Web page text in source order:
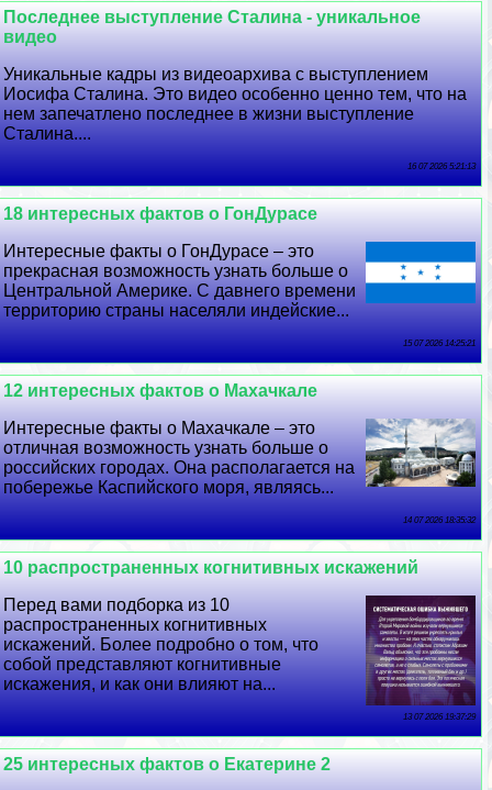
Последнее выступление Сталина - уникальное
видео
Уникальные кадры из видеоархива с выступлением
Иосифа Сталина. Это видео особенно ценно тем, что на
нем запечатлено последнее в жизни выступление
Сталина....
16 07 2026 5:21:13
18 интересных фактов о ГонДypaсе
Интересные факты о ГонДypaсе – это
прекрасная возможность узнать больше о
Центральной Америке. С давнего времени
территорию страны населяли индейские...
15 07 2026 14:25:21
12 интересных фактов о Махачкале
Интересные факты о Махачкале – это
отличная возможность узнать больше о
российских городах. Она располагается на
побережье Каспийского моря, являясь...
14 07 2026 18:35:32
10 распространенных когнитивных искажений
Перед вами подборка из 10
распространенных когнитивных
искажений. Более подробно о том, что
собой представляют когнитивные
искажения, и как они влияют на...
13 07 2026 19:37:29
25 интересных фактов о Екатерине 2